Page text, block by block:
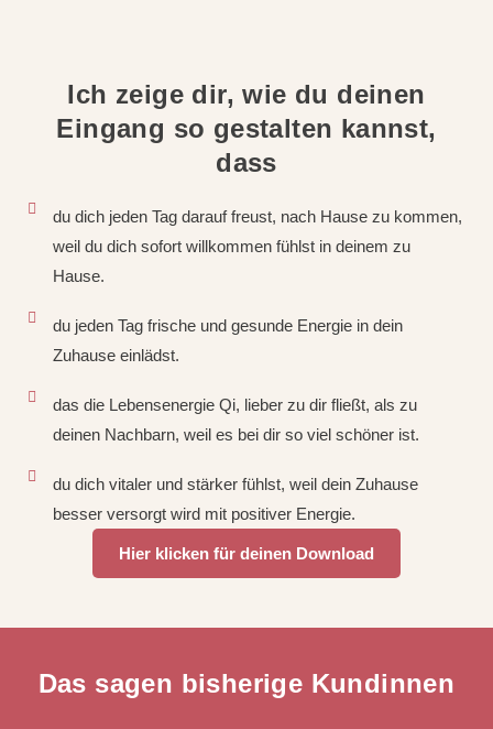
Ich zeige dir, wie du deinen
Eingang so gestalten kannst,
dass
du dich jeden Tag darauf freust, nach Hause zu kommen,
weil du dich sofort willkommen fühlst in deinem zu
Hause.
du jeden Tag frische und gesunde Energie in dein
Zuhause einlädst.
das die Lebensenergie Qi, lieber zu dir fließt, als zu
deinen Nachbarn, weil es bei dir so viel schöner ist.
du dich vitaler und stärker fühlst, weil dein Zuhause
besser versorgt wird mit positiver Energie.
Hier klicken für deinen Download
Das sagen bisherige Kundinnen